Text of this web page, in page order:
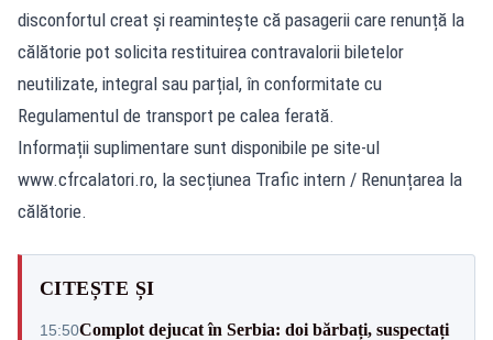
disconfortul creat și reamintește că pasagerii care renunță la
călătorie pot solicita restituirea contravalorii biletelor
neutilizate, integral sau parțial, în conformitate cu
Regulamentul de transport pe calea ferată.
Informații suplimentare sunt disponibile pe site-ul
www.cfrcalatori.ro, la secțiunea Trafic intern / Renunțarea la
călătorie.
CITEȘTE ȘI
15:50Complot dejucat în Serbia: doi bărbați, suspectați